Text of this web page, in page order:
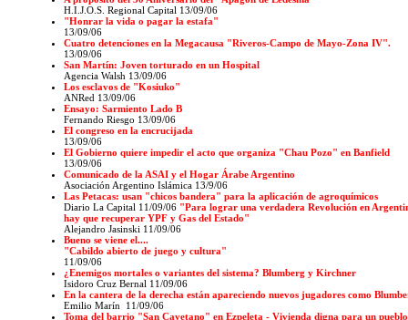
H.I.J.O.S. Regional Capital 13/09/06
"Honrar la vida o pagar la estafa"
13/09/06
Cuatro detenciones en la Megacausa "Riveros-Campo de Mayo-Zona IV".
13/09/06
San Martín: Joven torturado en un Hospital
Agencia Walsh 13/09/06
Los esclavos de "Kosiuko"
ANRed 13/09/06
Ensayo: Sarmiento Lado B
Fernando Riesgo 13/09/06
El congreso en la encrucijada
13/09/06
El Gobierno quiere impedir el acto que organiza "Chau Pozo" en Banfield
13/09/06
Comunicado de la ASAI y el Hogar Árabe Argentino
Asociación Argentino Islámica 13/9/06
Las Petacas: usan "chicos bandera" para la aplicación de agroquímicos
Diario La Capital 11/09/06 "Para lograr una verdadera Revolución en
hay que recuperar YPF y Gas del Estado"
Alejandro Jasinski 11/09/06
Bueno se viene el....
"Cabildo abierto de juego y cultura"
11/09/06
¿Enemigos mortales o variantes del sistema? Blumberg y Kirchner
Isidoro Cruz Bernal 11/09/06
En la cantera de la derecha están apareciendo nuevos jugadores como
Emilio Marín
11/09/06
Toma del barrio "San Cayetano" en Ezpeleta - Vivienda digna para un